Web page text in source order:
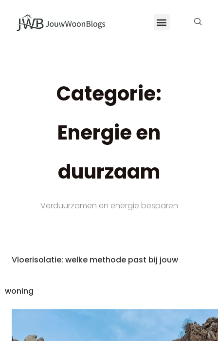
Categorie:
Energie en
duurzaam
Verduurzamen en energie besparen
Vloerisolatie: welke methode past bij jouw
woning